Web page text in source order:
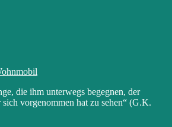
die ihm unterwegs begegnen, der
vorgenommen hat zu sehen“ (G.K.